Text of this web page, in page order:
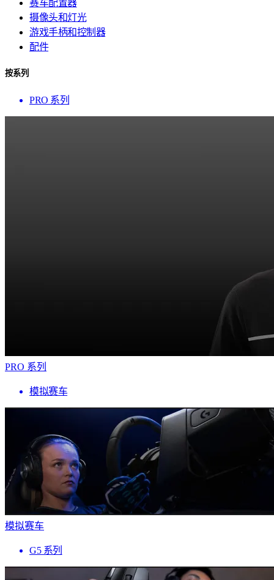
赛车配置器
摄像头和灯光
游戏手柄和控制器
配件
按系列
PRO 系列
PRO 系列
模拟赛车
模拟赛车
G5 系列